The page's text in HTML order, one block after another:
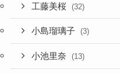
工藤美桜 (32)
小島瑠璃子 (3)
小池里奈 (13)